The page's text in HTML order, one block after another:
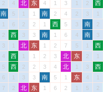
2 4 北 东 4 1 3 1 2 西
南 5 1 1 南 2 4 2 3 1
1 6 2 2 1 西 5 3 南 2
2 西 3 3 南 1 6 4 南 3
3 1 北 东 1 2 7 5 1 西
4 西 1 1 2 3 北 东 2 1
5 西 2 2 3 4 北 1 3 西
6 1 3 3 南 5 1 东 4 1
7 2 北 东 1 6 2 1 5 2